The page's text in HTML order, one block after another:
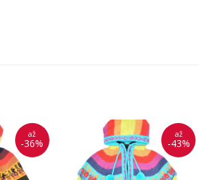
až
-36%
až
-43%